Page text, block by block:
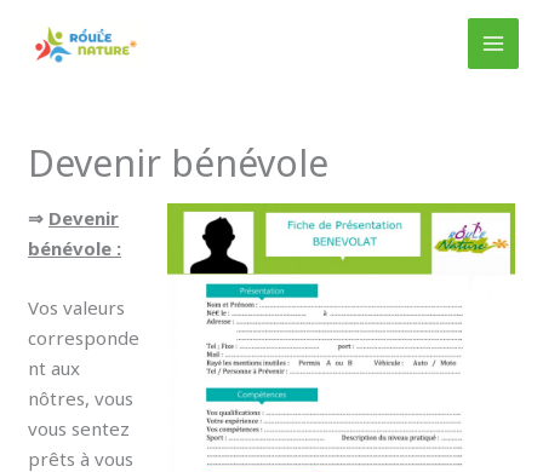
Devenir bénévole
⇒ Devenir
bénévole :
Vos valeurs
corresponde
nt aux
nôtres, vous
vous sentez
prêts à vous